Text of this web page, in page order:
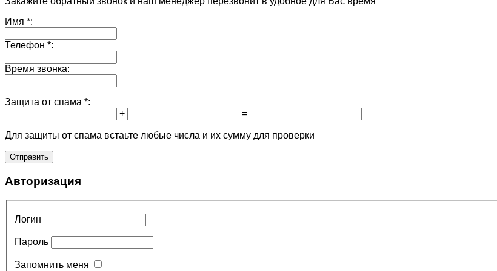
Имя *:
Телефон *:
Время звонка:
Защита от спама *:
+
=
Для защиты от спама встаьте любые числа и их сумму для проверки
Авторизация
Логин
Пароль
Запомнить меня